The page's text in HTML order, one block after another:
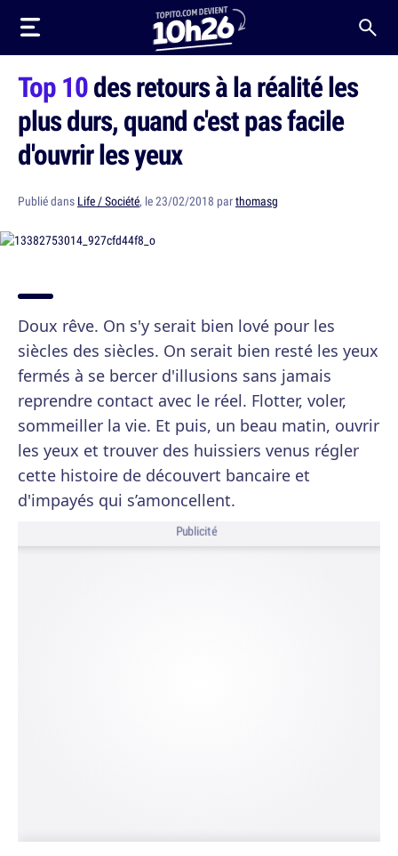
Top 10des retours à la réalité les
plus durs, quand c'est pas facile
d'ouvrir les yeux
Publié dans Life / Société, le 23/02/2018 parthomasg
Doux rêve. On s'y serait bien lové pour les
siècles des siècles. On serait bien resté les yeux
fermés à se bercer d'illusions sans jamais
reprendre contact avec le réel. Flotter, voler,
sommeiller la vie. Et puis, un beau matin, ouvrir
les yeux et trouver des huissiers venus régler
cette histoire de découvert bancaire et
d'impayés qui s’amoncellent.
Publicité